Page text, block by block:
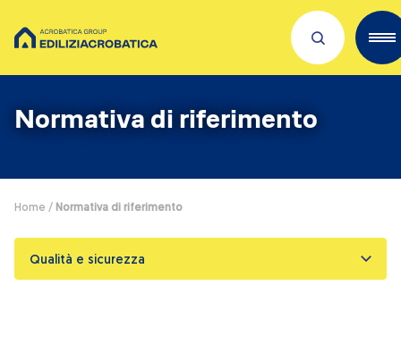
Scopri Acrobatica
Academies
Normativa di riferimento
Home / Normativa di riferimento
Qualità e sicurezza